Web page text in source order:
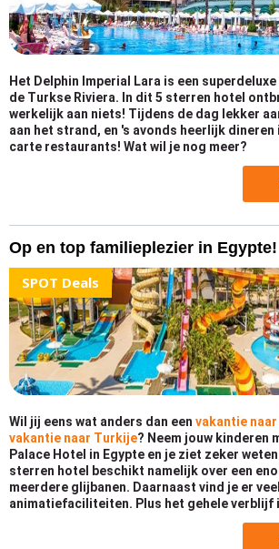
Het Delphin Imperial Lara is een
de Turkse Riviera. In dit 5 sterren hotel
werkelijk aan niets! Tijdens de dag lekker
aan het strand, en 's avonds heerlijk dineren
carte restaurants! Wat wil je nog meer?
Op en top familieplezier in Egypte!
SPOT Deals
Wil jij eens wat anders dan een vakantie
vakantie naar Turkije? Neem jouw kinderen
Palace Hotel in Egypte en je ziet zeker
sterren hotel beschikt namelijk over een
meerdere glijbanen. Daarnaast vind je er
animatiefaciliteiten. Plus het gehele verblijf